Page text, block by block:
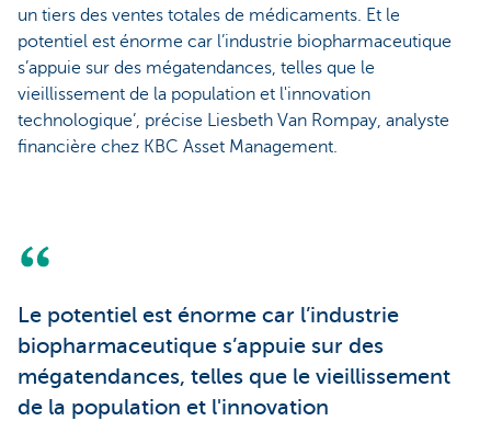
un tiers des ventes totales de médicaments. Et le
potentiel est énorme car l’industrie biopharmaceutique
s’appuie sur des mégatendances, telles que le
vieillissement de la population et l'innovation
technologique’, précise Liesbeth Van Rompay, analyste
financière chez KBC Asset Management.
Le potentiel est énorme car l’industrie
biopharmaceutique s’appuie sur des
mégatendances, telles que le vieillissement
de la population et l'innovation